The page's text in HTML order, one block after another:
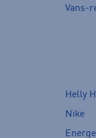
Vans-
Helly
Nike